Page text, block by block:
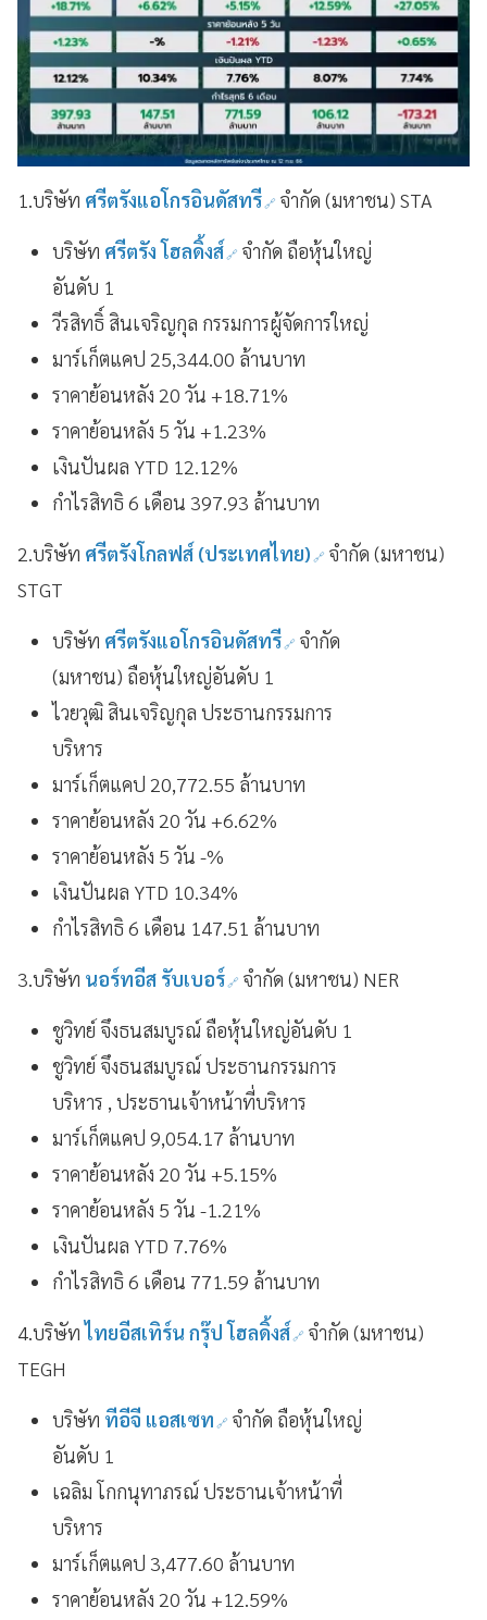
1.บริษัท ศรีตรังแอโกรอินดัสทรี จำกัด (มหาชน) STA
บริษัท ศรีตรัง โฮลดิ้งส์ จำกัด ถือหุ้นใหญ่
อันดับ 1
วีรสิทธิ์ สินเจริญกุล กรรมการผู้จัดการใหญ่
มาร์เก็ตแคป 25,344.00 ล้านบาท
ราคาย้อนหลัง 20 วัน +18.71%
ราคาย้อนหลัง 5 วัน +1.23%
เงินปันผล YTD 12.12%
กำไรสิทธิ 6 เดือน 397.93 ล้านบาท
2.บริษัท ศรีตรังโกลฟส์ (ประเทศไทย) จำกัด (มหาชน)
STGT
บริษัท ศรีตรังแอโกรอินดัสทรี จำกัด
(มหาชน) ถือหุ้นใหญ่อันดับ 1
ไวยวุฒิ สินเจริญกุล ประธานกรรมการ
บริหาร
มาร์เก็ตแคป 20,772.55 ล้านบาท
ราคาย้อนหลัง 20 วัน +6.62%
ราคาย้อนหลัง 5 วัน -%
เงินปันผล YTD 10.34%
กำไรสิทธิ 6 เดือน 147.51 ล้านบาท
3.บริษัท นอร์ทอีส รับเบอร์ จำกัด (มหาชน) NER
ชูวิทย์ จึงธนสมบูรณ์ ถือหุ้นใหญ่อันดับ 1
ชูวิทย์ จึงธนสมบูรณ์ ประธานกรรมการ
บริหาร , ประธานเจ้าหน้าที่บริหาร
มาร์เก็ตแคป 9,054.17 ล้านบาท
ราคาย้อนหลัง 20 วัน +5.15%
ราคาย้อนหลัง 5 วัน -1.21%
เงินปันผล YTD 7.76%
กำไรสิทธิ 6 เดือน 771.59 ล้านบาท
4.บริษัทไทยอีสเทิร์น กรุ๊ป โฮลดิ้งส์ จำกัด (มหาชน)
TEGH
บริษัท ทีอีจี แอสเซท จำกัด ถือหุ้นใหญ่
อันดับ 1
เฉลิม โกกนุทาภรณ์ ประธานเจ้าหน้าที่
บริหาร
มาร์เก็ตแคป 3,477.60 ล้านบาท
ราคาย้อนหลัง 20 วัน +12.59%